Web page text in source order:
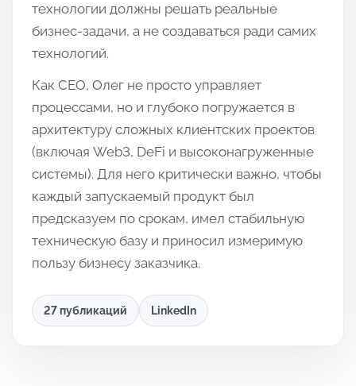
технологии должны решать реальные
бизнес-задачи, а не создаваться ради самих
технологий.
Как CEO, Олег не просто управляет
процессами, но и глубоко погружается в
архитектуру сложных клиентских проектов
(включая Web3, DeFi и высоконагруженные
системы). Для него критически важно, чтобы
каждый запускаемый продукт был
предсказуем по срокам, имел стабильную
техническую базу и приносил измеримую
пользу бизнесу заказчика.
27 публикаций LinkedIn